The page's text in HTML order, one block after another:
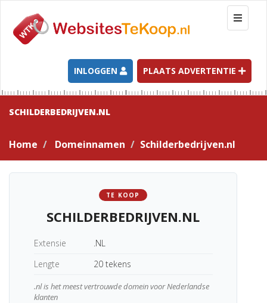
T
o
g
l
e
n
g
a
t
INLOGGEN PLAATS ADVERTENTIE
SCHILDERBEDRIJVEN.NL
Home Domeinnamen Schilderbedrijven.nl
TE KOOP
SCHILDERBEDRIJVEN.NL
Extensie
.NL
Lengte
20 tekens
.nl is het meest vertrouwde domein voor Nederlandse
klanten